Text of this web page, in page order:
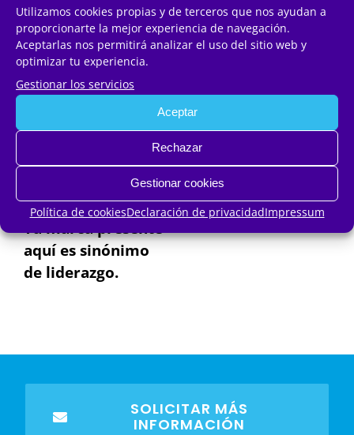
Utilizamos cookies propias y de terceros que nos ayudan a
proporcionarte la mejor experiencia de navegación.
Aceptarlas nos permitirá analizar el uso del sitio web y
optimizar tu experiencia.
Gestionar los servicios
Aceptar
Rechazar
Gestionar cookies
Política de cookiesDeclaración de privacidadImpressum
ponentes de Simed.
Un lugar exclusivo
para encuentros
estratégicos,
networking de alto
Tu marca presente
aquí es sinónimo
de liderazgo.
SOLICITAR MÁS
INFORMACIÓN